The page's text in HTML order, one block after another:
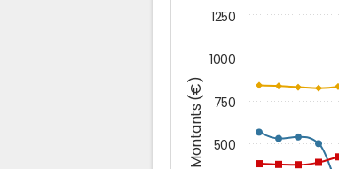
Montants (€) 500
750
1000
1250